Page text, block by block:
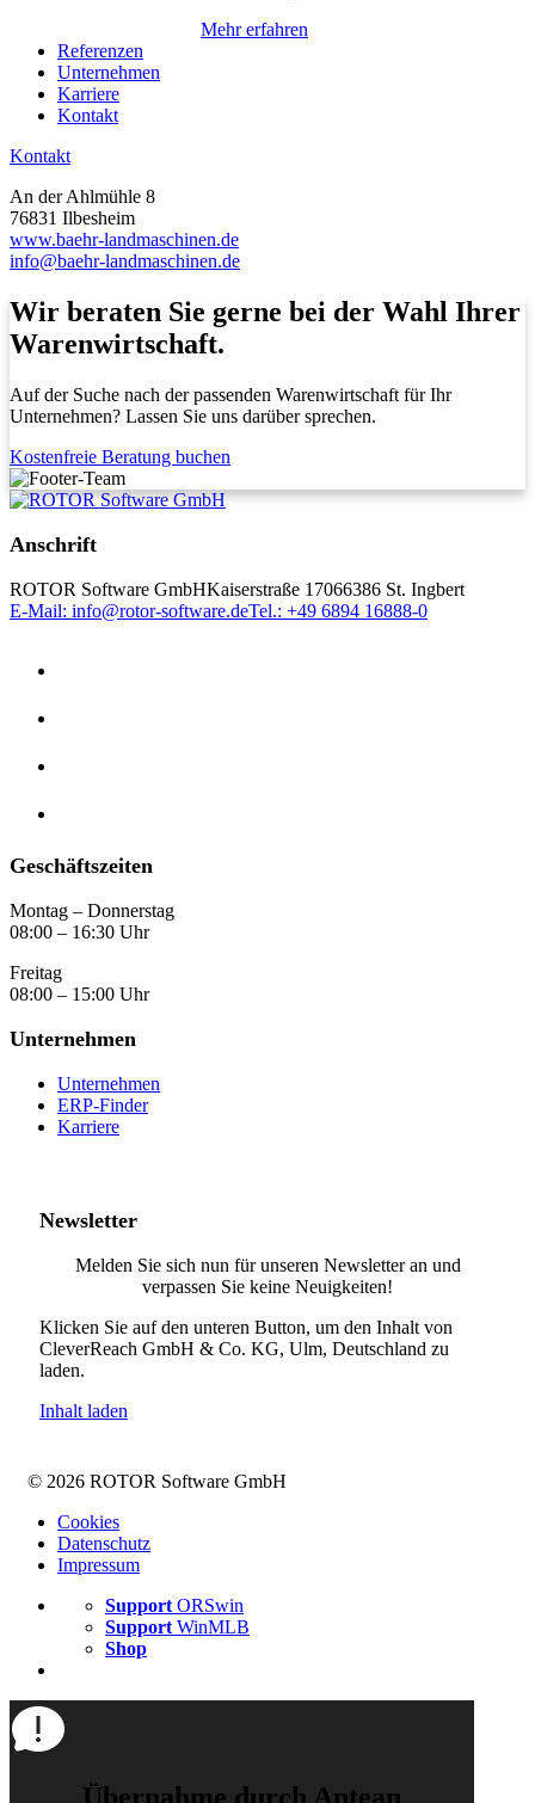
Mehr erfahren
Referenzen
Unternehmen
Karriere
Kontakt
Kontakt
An der Ahlmühle 8
76831 Ilbesheim
www.baehr-landmaschinen.de
info@baehr-landmaschinen.de
Wir beraten Sie gerne bei der Wahl Ihrer
Warenwirtschaft.
Auf der Suche nach der passenden Warenwirtschaft für Ihr
Unternehmen? Lassen Sie uns darüber sprechen.
Kostenfreie Beratung buchen
Anschrift
ROTOR Software GmbHKaiserstraße 17066386 St. Ingbert
E-Mail: info@rotor-software.deTel.: +49 6894 16888-0
Geschäftszeiten
Montag – Donnerstag
08:00 – 16:30 Uhr
Freitag
08:00 – 15:00 Uhr
Unternehmen
Unternehmen
ERP-Finder
Karriere
Newsletter
Melden Sie sich nun für unseren Newsletter an und
verpassen Sie keine Neuigkeiten!
Klicken Sie auf den unteren Button, um den Inhalt von
CleverReach GmbH & Co. KG, Ulm, Deutschland zu
laden.
Inhalt laden
© 2026 ROTOR Software GmbH
Cookies
Datenschutz
Impressum
Support ORSwin
Support WinMLB
Shop
Übernahme durch Aptean